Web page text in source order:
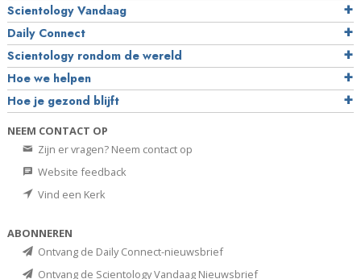
Scientology Vandaag
Daily Connect
Scientology rondom de wereld
Hoe we helpen
Hoe je gezond blijft
NEEM CONTACT OP
Zijn er vragen? Neem contact op
Website feedback
Vind een Kerk
ABONNEREN
Ontvang de Daily Connect-nieuwsbrief
Ontvang de Scientology Vandaag Nieuwsbrief